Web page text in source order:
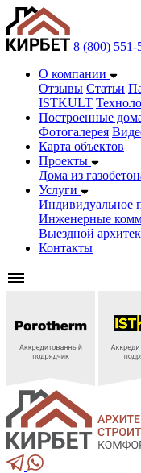
8 (800) 551-
О компании
Отзывы Статьи
ISTKULT
Построенные
Фотогалерея
Карта объектов
Проекты
Дома из
Услуги
Индивидуальное
Инженерные
Выездной
Контакты